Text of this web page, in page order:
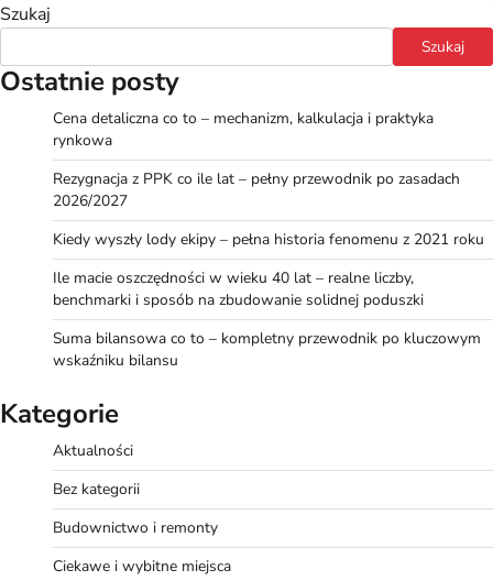
Szukaj
Szukaj
Ostatnie posty
Cena detaliczna co to – mechanizm, kalkulacja i praktyka
rynkowa
Rezygnacja z PPK co ile lat – pełny przewodnik po zasadach
2026/2027
Kiedy wyszły lody ekipy – pełna historia fenomenu z 2021 roku
Ile macie oszczędności w wieku 40 lat – realne liczby,
benchmarki i sposób na zbudowanie solidnej poduszki
Suma bilansowa co to – kompletny przewodnik po kluczowym
wskaźniku bilansu
Kategorie
Aktualności
Bez kategorii
Budownictwo i remonty
Ciekawe i wybitne miejsca